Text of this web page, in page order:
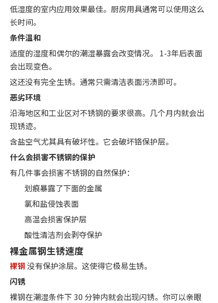
低湿度的室内应用效果最佳。厨房用具通常可以使用这么
长时间。
条件温和
适度的湿度和偶尔的潮湿暴露会改变情况。 1-3年后表面
会出现变色。
这还没有完全生锈。通常只需清洁表面污渍即可。
恶劣环境
沿海地区和工业区对不锈钢的要求很高。几个月内就会出
现锈迹。
含盐空气尤其具有破坏性。它会破坏铬保护层。
什么会损害不锈钢的保护
有几件事会损害不锈钢的自然保护：
划痕暴露了下面的金属
氯和盐侵蚀表面
高温会损害保护层
酸性清洁剂会剥夺保护
裸金属钢生锈速度
裸钢 没有保护涂层。这使得它极易生锈。
闪锈
裸钢在潮湿条件下 30 分钟内就会出现闪锈。你可以亲眼